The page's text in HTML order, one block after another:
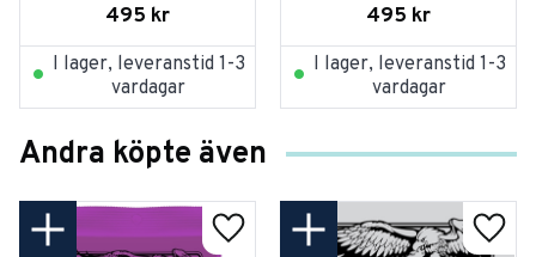
495 kr
I lager, leveranstid 1-3
vardagar
495 kr
I lager, leveranstid 1-3
vardagar
Andra köpte även